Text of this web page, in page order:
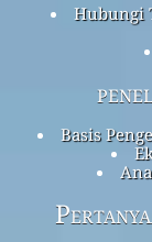
Hubungi
Basis